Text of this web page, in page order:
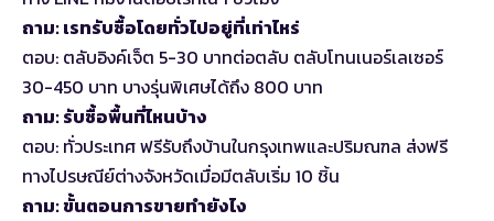
ถาม: เรทรับซื้อโดยทั่วไปอยู่ที่เท่าไหร่
ตอบ: ตลับอิงค์เจ็ต 5-30 บาทต่อตลับ ตลับโทนเนอร์เลเซอร์
30-450 บาท บางรุ่นพิเศษได้ถึง 800 บาท
ถาม: รับซื้อพื้นที่ไหนบ้าง
ตอบ: ทั่วประเทศ ฟรีรับถึงบ้านในกรุงเทพและปริมณฑล ส่งฟรี
ทางไปรษณีย์ต่างจังหวัดเมื่อมีตลับเริ่ม 10 ชิ้น
ถาม: ขั้นตอนการขายทำยังไง